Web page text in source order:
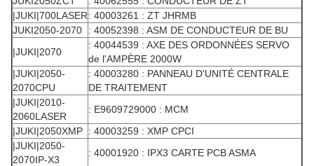
|JUKI|700LASER: 40003261 : ZT JHRMB
JUKI2050-2070
: 40052398 : ASM DE CONDUCTEUR DE BU
|JUKI|2070
: 40044539 : AXE DES ORDONNÉES SERVO
de l'AMPÈRE 2000W
|JUKI|2050-
2070CPU
: 40003280 : PANNEAU D'UNITÉ CENTRALE
DE TRAITEMENT
|JUKI|2010-
2060LASER
: E9609729000 : MCM
|JUKI|2050XMP : 40003259 : XMP CPCI
|JUKI|2050-
2070IP-X3
: 40001920 : IPX3 CARTE PCB ASMA